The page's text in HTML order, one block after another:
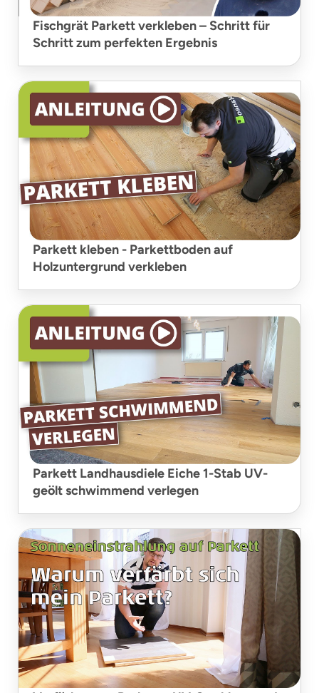
Fischgrät Parkett verkleben – Schritt für
Schritt zum perfekten Ergebnis
Parkett kleben - Parkettboden auf
Holzuntergrund verkleben
Parkett Landhausdiele Eiche 1-Stab UV-
geölt schwimmend verlegen